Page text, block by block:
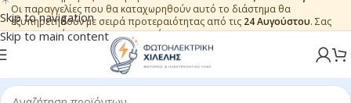
Skip to navigation
Skip to main content
Οι παραγγελίες που θα καταχωρηθούν αυτό το διάστημα θα
εξυπηρετηθούν με σειρά προτεραιότητας από τις 24 Αυγούστου. Σας
ευχαριστούμε για την εμπιστοσύνη.